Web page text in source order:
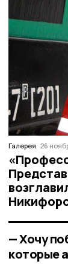
Галерея 26
— Хочу
которые